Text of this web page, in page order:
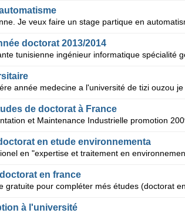
doctorat 2013/2014
de doctorat à France
en etude environnementa
en france
à l'université